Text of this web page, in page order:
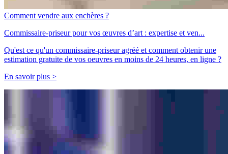
Comment vendre aux enchères ?
Commissaire-priseur pour vos œuvres d’art : expertise et ven...
Qu'est ce qu'un commissaire-priseur agréé et comment obtenir une
estimation gratuite de vos oeuvres en moins de 24 heures, en ligne ?
En savoir plus >